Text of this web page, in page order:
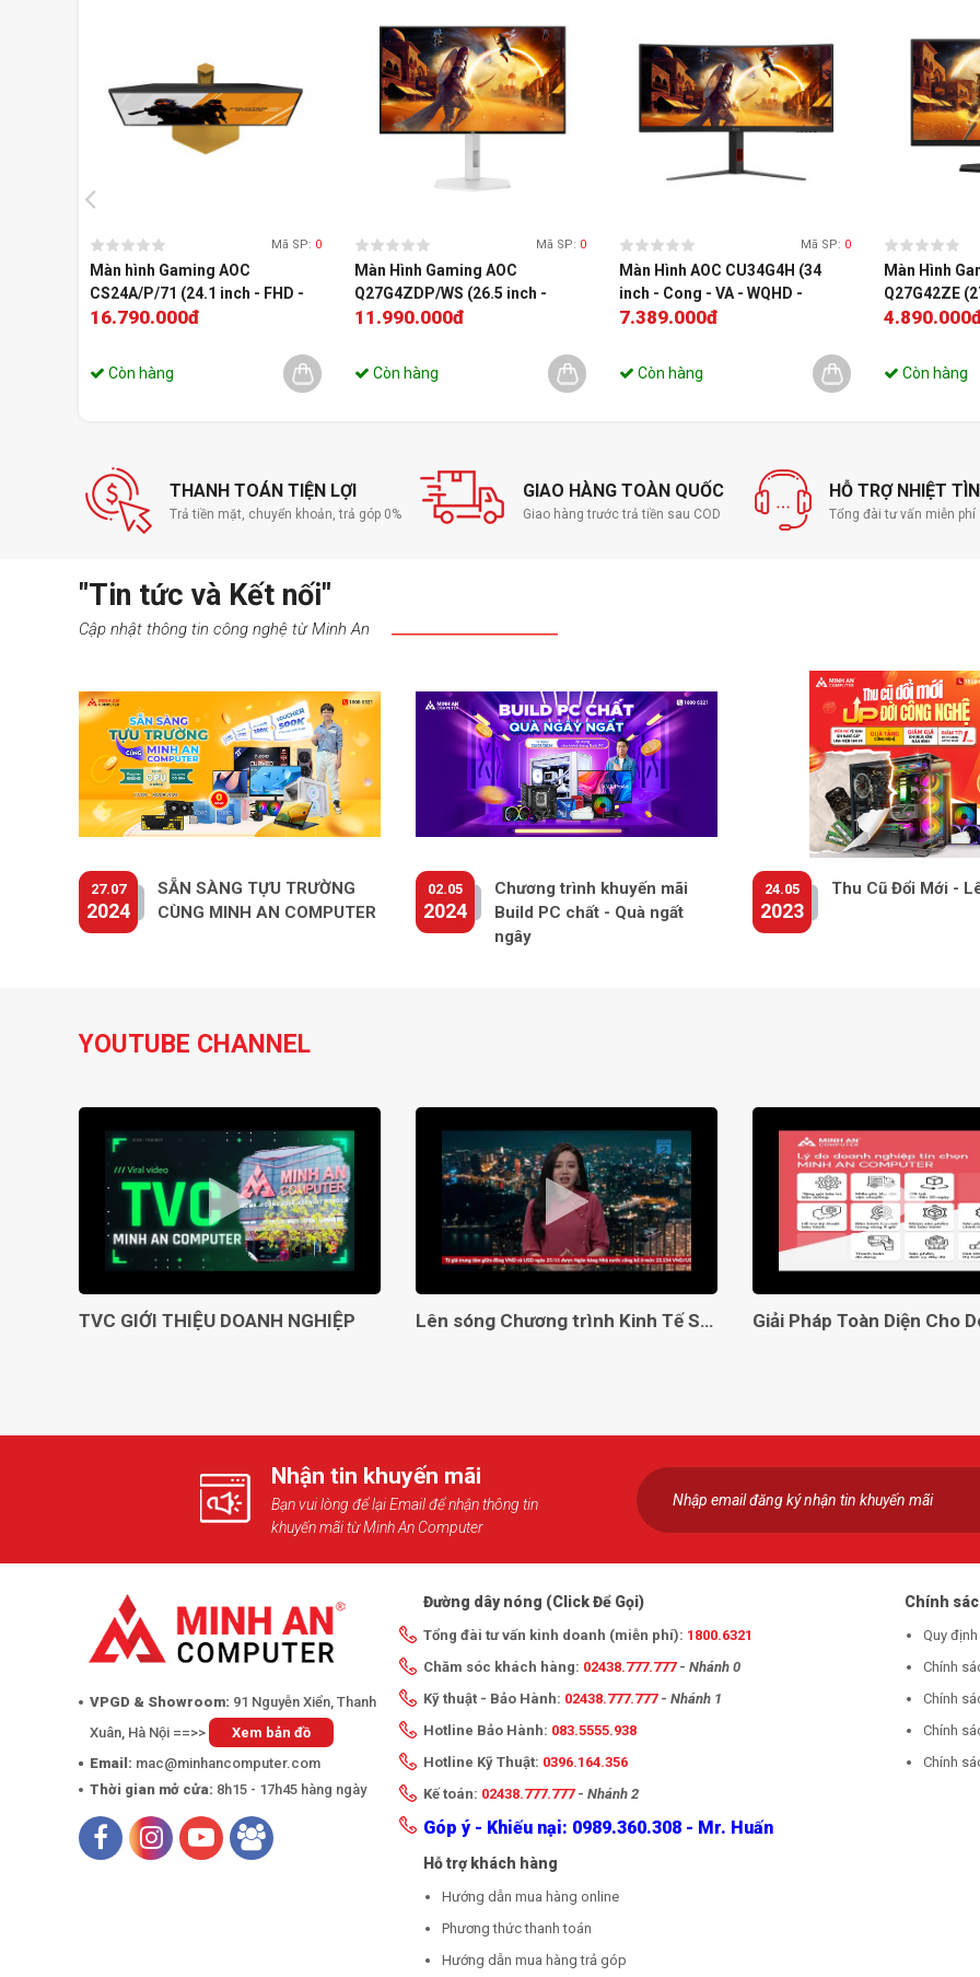
Kết nối
Chuẩn
Hỗ trợ
tiêu thụ
Mã SP: 0
Màn hình Gaming AOC
CS24A/P/71 (24.1 inch - FHD -
TN - 610Hz - 0.3ms)
16.790.000đ
Còn hàng
Mã SP: 0
Màn Hình Gaming AOC
Q27G4ZDP/WS (26.5 inch -
WOLED - 2K - 280Hz - 0.03ms)
11.990.000đ
Còn hàng
Mã SP: 0
Màn Hình AOC CU34G4H (34
inch - Cong - VA - WQHD -
200Hz - 0.3ms)
7.389.000đ
Còn hàng
Màn Hình
Q27G42ZE
260Hz -
Còn hàng
THANH TOÁN TIỆN LỢI
Trả tiền mặt, chuyển khoản, trả góp 0%
GIAO HÀNG TOÀN QUỐC
Giao hàng trước trả tiền sau COD
HỖ TRỢ NHIỆT
Tổng đài tư vấn miễn phí
"Tin tức và Kết nối"
Cập nhật thông tin công nghệ từ Minh An
27.07
2024
SẴN SÀNG TỰU TRƯỜNG
CÙNG MINH AN COMPUTER
02.05
2024
Chương trình khuyến mãi
Build PC chất - Quà ngất
ngây
24.05
2023
Thu Cũ Đổi Mới -
YOUTUBE CHANNEL
TVC GIỚI THIỆU DOANH NGHIỆP Lên sóng Chương trình Kinh Tế Số VTC2
Nhận tin khuyến mãi
Bạn vui lòng để lại Email để nhận thông tin
khuyến mãi từ Minh An Computer
VPGD & Showroom: 91 Nguyễn Xiển, Thanh
Xuân, Hà Nội ==>>
Xem bản đồ
Email: mac@minhancomputer.com
Thời gian mở cửa: 8h15 - 17h45 hàng ngày
Đường dây nóng (Click Để Gọi)
Tổng đài tư vấn kinh doanh (miễn phí): 1800.6321
Chăm sóc khách hàng: 02438.777.777- Nhánh 0
Kỹ thuật - Bảo Hành: 02438.777.777- Nhánh 1
Hotline Bảo Hành: 083.5555.938
Hotline Kỹ Thuật: 0396.164.356
Kế toán: 02438.777.777- Nhánh 2
Góp ý - Khiếu nại: 0989.360.308 - Mr. Huấn
Chính
Quy
Chính
Chính
Chính
Chính
Hỗ trợ khách hàng
Hướng dẫn mua hàng online
Phương thức thanh toán
Hướng dẫn mua hàng trả góp